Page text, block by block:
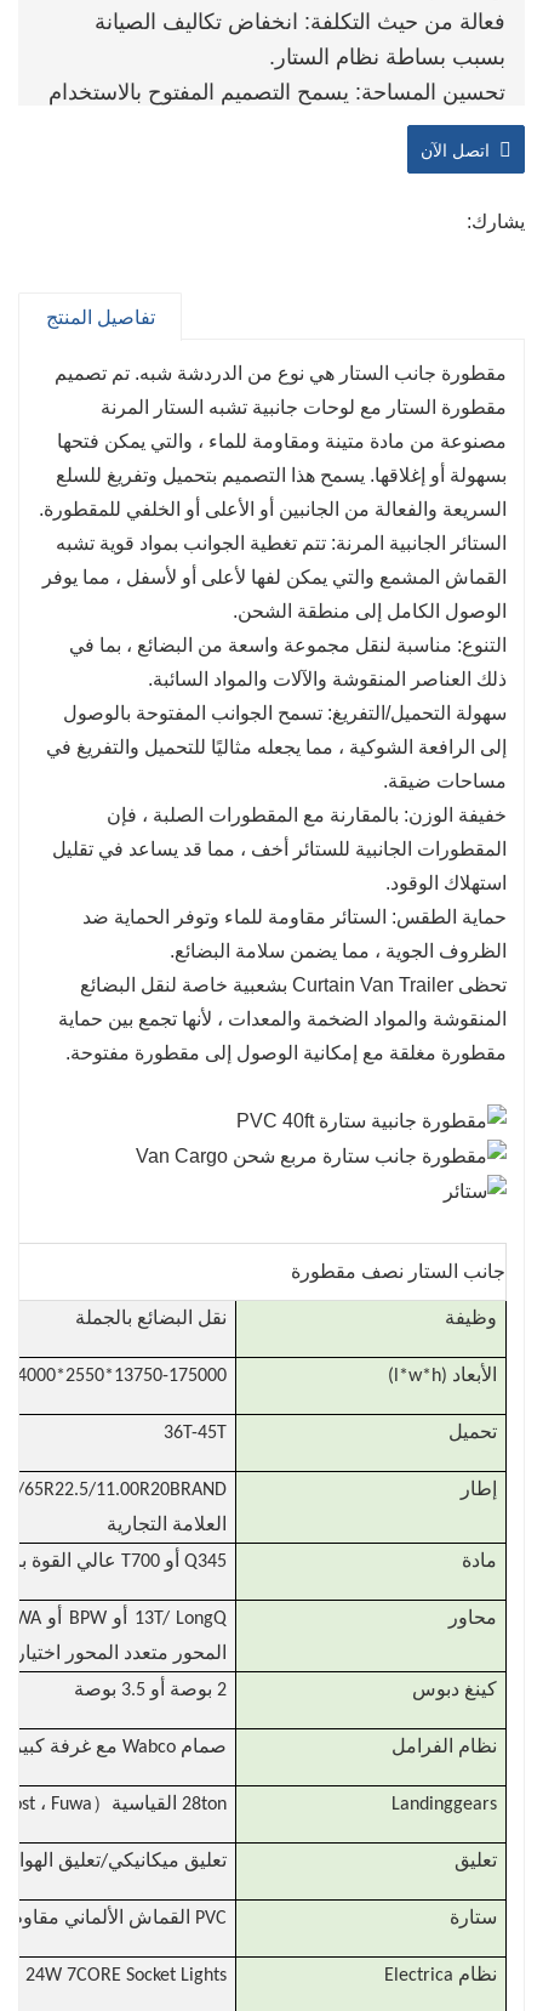
فعالة من حيث التكلفة: انخفاض تكاليف الصيانة
بسبب بساطة نظام الستار.
تحسين المساحة: يسمح التصميم المفتوح بالاستخدام
الفعال للمساحة أثناء التحميل.
اتصل الآن
يشارك:
تفاصيل المنتج
مقطورة جانب الستار هي نوع من الدردشة شبه. تم تصميم
مقطورة الستار مع لوحات جانبية تشبه الستار المرنة
مصنوعة من مادة متينة ومقاومة للماء ، والتي يمكن فتحها
بسهولة أو إغلاقها. يسمح هذا التصميم بتحميل وتفريغ للسلع
السريعة والفعالة من الجانبين أو الأعلى أو الخلفي للمقطورة.
الستائر الجانبية المرنة: تتم تغطية الجوانب بمواد قوية تشبه
القماش المشمع والتي يمكن لفها لأعلى أو لأسفل ، مما يوفر
الوصول الكامل إلى منطقة الشحن.
التنوع: مناسبة لنقل مجموعة واسعة من البضائع ، بما في
ذلك العناصر المنقوشة والآلات والمواد السائبة.
سهولة التحميل/التفريغ: تسمح الجوانب المفتوحة بالوصول
إلى الرافعة الشوكية ، مما يجعله مثاليًا للتحميل والتفريغ في
مساحات ضيقة.
خفيفة الوزن: بالمقارنة مع المقطورات الصلبة ، فإن
المقطورات الجانبية للستائر أخف ، مما قد يساعد في تقليل
استهلاك الوقود.
حماية الطقس: الستائر مقاومة للماء وتوفر الحماية ضد
الظروف الجوية ، مما يضمن سلامة البضائع.
تحظى Curtain Van Trailer بشعبية خاصة لنقل البضائع
المنقوشة والمواد الضخمة والمعدات ، لأنها تجمع بين حماية
مقطورة مغلقة مع إمكانية الوصول إلى مقطورة مفتوحة.
جانب الستار نصف مقطورة
وظيفة نقل البضائع بالجملة
الأبعاد (l*w*h) 13750-175000*2550*3900-4000
تحميل 36T-45T
إطار
العلامة التجارية
مادة
Q345 أو T700 عالي القوة باو الفولاذ ، يزداد سمك وفقا للحمل
محاور
المحور متعدد المحور اختياري
كينغ دبوس
2 بوصة أو 3.5 بوصة
نظام الفرامل صمام Wabco مع غرفة كبيرة
Landinggears 28ton القياسية （Jost ، Fuwa ، والعلامة التجارية المصنع
تعليق تعليق ميكانيكي/تعليق الهواء
ستارة PVC القماش الألماني مقاوم لدرجة الحرارة المنخفضة ناقص 40 درجة
نظام Electrica 24W 7CORE Socket Lights وفقًا للمعايير الأوروبية (مناسبة لجميع السوق)